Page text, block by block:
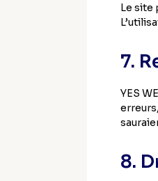
Le site
7.
YES
8.